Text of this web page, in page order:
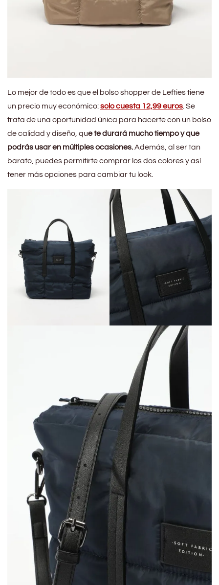
Lo mejor de todo es que el bolso shopper de Lefties tiene
un precio muy económico:solo cuesta 12,99 euros . Se
trata de una oportunidad única para hacerte con un bolso
de calidad y diseño, que te durará mucho tiempo y que
podrás usar en múltiples ocasiones.Además, al ser tan
barato, puedes permitirte comprar los dos colores y así
tener más opciones para cambiar tu look.